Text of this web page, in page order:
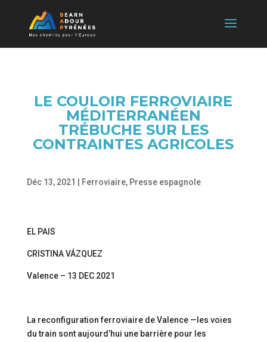
LE COULOIR FERROVIAIRE
MÉDITERRANÉEN
TRÉBUCHE SUR LES
CONTRAINTES AGRICOLES
Déc 13, 2021 Ferroviaire, Presse espagnole
EL PAIS
CRISTINA VÁZQUEZ
Valence – 13 DEC 2021
La reconfiguration ferroviaire de Valence —les voies
du train sont aujourd’hui une barrière pour les